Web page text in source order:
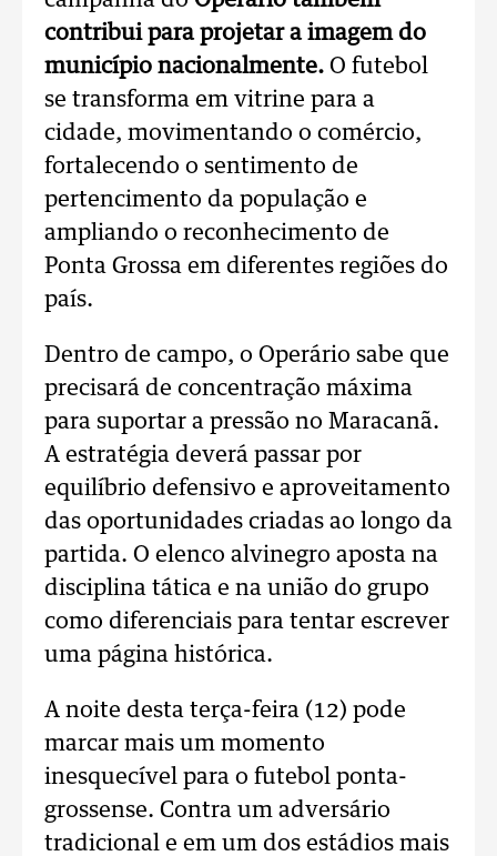
contribui para projetar a imagem do
município nacionalmente. O futebol
se transforma em vitrine para a
cidade, movimentando o comércio,
fortalecendo o sentimento de
pertencimento da população e
ampliando o reconhecimento de
Ponta Grossa em diferentes regiões do
país.
Dentro de campo, o Operário sabe que
precisará de concentração máxima
para suportar a pressão no Maracanã.
A estratégia deverá passar por
equilíbrio defensivo e aproveitamento
das oportunidades criadas ao longo da
partida. O elenco alvinegro aposta na
disciplina tática e na união do grupo
como diferenciais para tentar escrever
uma página histórica.
A noite desta terça-feira (12) pode
marcar mais um momento
inesquecível para o futebol ponta-
grossense. Contra um adversário
tradicional e em um dos estádios mais